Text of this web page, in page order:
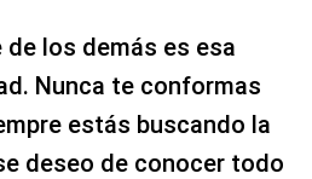
los demás es esa
Nunca te conformas
estás buscando la
deseo de conocer todo